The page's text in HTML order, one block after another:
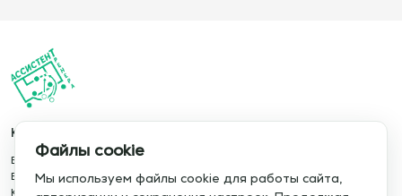
Каталог
База упражнений
База тренировок
Книги
Отзывы
Сотрудничество
Файлы cookie
Мы используем файлы cookie для работы сайта,